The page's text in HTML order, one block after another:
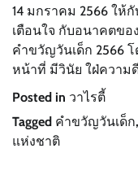
14 มกราคม 2566 ให้
เตือนใจ กับอนาคตข
คำขวัญวันเด็ก 2566
หน้าที่ มีวินัย ใฝ่ความ
Posted in วาไรตี้
Tagged คำขวัญวันเด็ก,
แห่งชาติ